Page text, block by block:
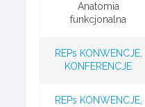
Anatomia
funkcjonalna
REPs KONWENCJE,
KONFERENCJE
REPs KONWENCJE,